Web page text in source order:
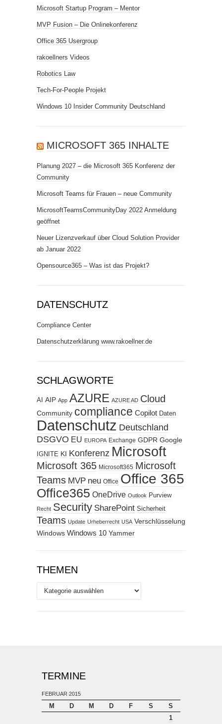
Microsoft Startup Program – Mentor
MVP Fusion – Die Onlinekonferenz
Office 365 Usergroup
rakoellners Videos
Robotics Law
Tech-For-People Projekt
Windows 10 Insider Community Deutschland
MICROSOFT 365 INHALTE
Planung 2027 – die Microsoft 365 Konferenz der
Community
Microsoft Teams für Frauen – neue Community
MicrosoftTeamsCommunityDay 2022 Anmeldung
geöffnet
Neuer Lizenzverkauf über Cloud Solution Provider
ab Januar 2022
Opensource365 – Was ist das Projekt?
DATENSCHUTZ
Compliance Center
Datenschutzerklärung www.rakoellner.de
SCHLAGWORTE
AI AIP App AZURE AZURE AD Cloud
Community compliance Copilot Daten
Datenschutz Deutschland
DSGVO EU EUROPA Exchange GDPR Google
IGNITE KI Konferenz Microsoft
Microsoft 365 Microsoft365 Microsoft
Teams MVP neu Office Office 365
Office365 OneDrive Outlook Purview
Recht Security SharePoint Sicherheit
Teams Update Urheberrecht USA Verschlüsselung
Windows Windows 10 Yammer
THEMEN
Themen
TERMINE
FEBRUAR 2015
M D M D F S
S
1